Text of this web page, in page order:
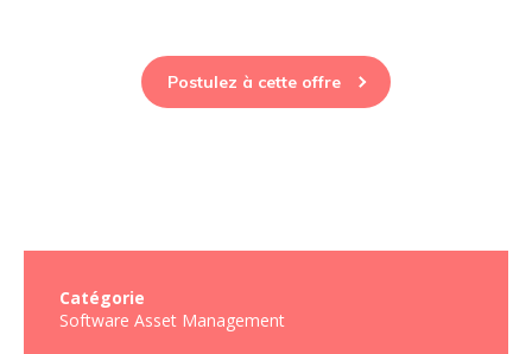
Postulez à cette offre
Catégorie
Software Asset Management